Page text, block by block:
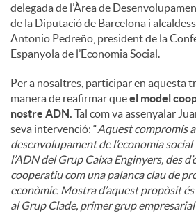
delegada de l’Àrea de
de la Diputació de Barcelona i
Antonio Pedreño, president de la
Espanyola de l’Economia Social.
Per a nosaltres, participar en aquesta
manera de reafirmar queel model
nostre ADN. Tal com va assenyalar
seva intervenció: “Aquest compromís
desenvolupament de l’economia
l’ADN del Grup Caixa Enginyers, des
cooperatiu com una palanca clau de
econòmic. Mostra d’aquest propòsit
al Grup Clade, primer grup empresarial